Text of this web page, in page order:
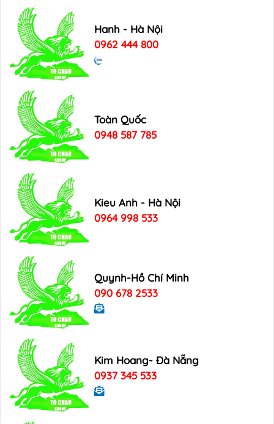
Hanh - Hà Nội
0962 444 800
Toàn Quốc
0948 587 785
Kieu Anh - Hà Nội
0964 998 533
Quynh-Hồ Chí Minh
090 678 2533
Kim Hoang- Đà Nẵng
0937 345 533